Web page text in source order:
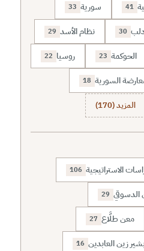
41 سورية 33
30 نظام الأسد 29
الحوكمة 23 روسيا 22
السورية 18
المزيد (170)
الاستراتيجية 106
الدسوقي 29
معن طلَّاع 27
زين العابدين 16